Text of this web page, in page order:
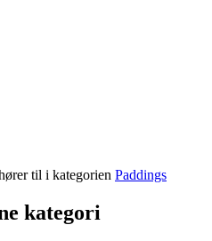
til i kategorien Paddings
kategori